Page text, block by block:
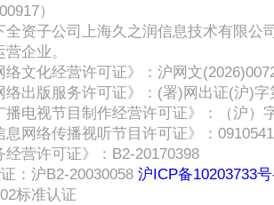
）
全资子公司上海久之润信息技术有限公
营企业。
络文化经营许可证》：沪网文
络出版服务许可证》：(署)网出证(沪)字
播电视节目制作经营许可证》：（沪）
息网络传播视听节目许可证》：
经营许可证》：B2-20170398
：沪B2-20030058 沪ICP备10203733
标准认证